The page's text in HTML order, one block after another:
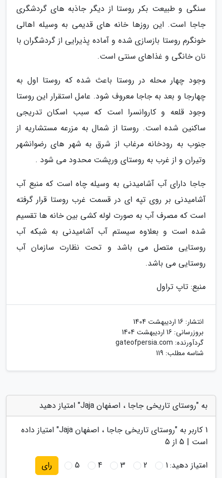
سنگی و طبیعت بکر روستا از دیگر جاذبه های گردشگری
جاجا است. این روزها خانه های قدیمی به وسیله اهالی
خونگرم روستا بازسازی شده و آماده پذیرایی از گردشگران با
نان خانگی و غذاهای سنتی است.
وجود چهار محله در روستا باعث شده که روستا اول به
چهارجا و بعد به جاجا معروف شود. عامل استقرار این روستا
وجود قلعه و کاروانسرا است که سبب اسکان تدریجی
ساکنین شده است. روستا از شمال به مزرعه مستشاریه از
جنوب به رودخانه مرغاب از شرق به شهر های رضوانشهر
وتیران و از غرب به روستای ورپشت محدود می شود .
جاجا دارای آب آشامیدنی به وسیله چاه است که منبع آب
آشامیدنی بر روی تپه ای در قسمت غرب روستا قرار گرفته
است که مصرف آب به صورت لوله کشی بین خانه ها تقسیم
شده است و بعلاوه سیستم آب آشامیدنی به شبکه آب
روستایی متصل می باشد و تحت نظارت سازمان آب
روستایی می باشد.
منبع: تاپ تراول
انتشار: 16 اردیبهشت 1404
بروزرسانی: 16 اردیبهشت 1404
گردآورنده: gateofpersia.com
شناسه مطلب: 119
به "روستای تاریخی جاجا ، اصفهان Jaja" امتیاز دهید
1 کاربر به "روستای تاریخی جاجا ، اصفهان Jaja
" امتیاز داده
است | 5 از 5
امتیاز دهید:1
2
3
4
5 رای